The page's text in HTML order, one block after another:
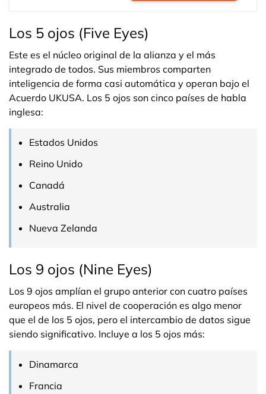
Los 5 ojos (Five Eyes)
Este es el núcleo original de la alianza y el más
integrado de todos. Sus miembros comparten
inteligencia de forma casi automática y operan bajo el
Acuerdo UKUSA. Los 5 ojos son cinco países de habla
inglesa:
Estados Unidos
Reino Unido
Canadá
Australia
Nueva Zelanda
Los 9 ojos (Nine Eyes)
Los 9 ojos amplían el grupo anterior con cuatro países
europeos más. El nivel de cooperación es algo menor
que el de los 5 ojos, pero el intercambio de datos sigue
siendo significativo. Incluye a los 5 ojos más:
Dinamarca
Francia